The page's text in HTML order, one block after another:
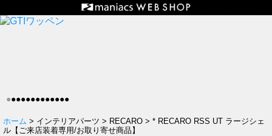
●●●●●●●●●●●●●
ホーム > インテリアパーツ > RECARO > * RECARO RSS UT ラージシェ
ル【ご来店装着専用/お取り寄せ商品】